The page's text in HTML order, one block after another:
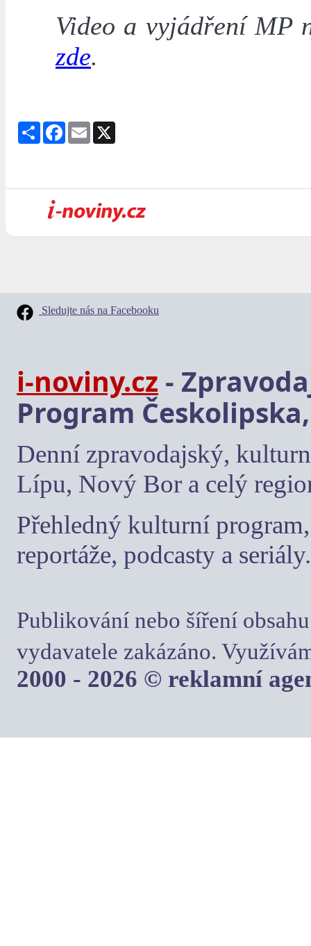
Video a vyjádření MP
zde.
Share Facebook
Email
Sledujte nás na Facebooku
i-noviny.cz -
Program
Denní zpravodajský,
Lípu, Nový Bor a celý
Přehledný kulturní
reportáže, podcasty a seriály.
Publikování nebo šíření
vydavatele zakázáno.
2000 - 2026 © reklamní